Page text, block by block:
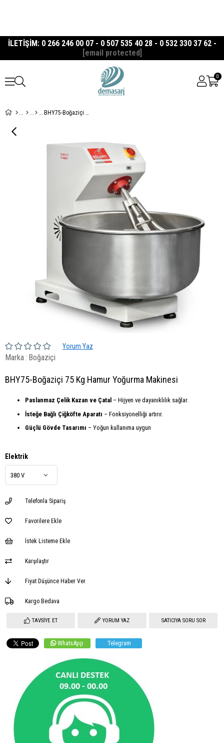
İLETİŞİM: 0 266 246 00 07 - 0 507 535 40 28 - 0 532 330 37 62 -
[email protected]
0
BHY75-Boğaziçi 75 Kg Hamur Yoğurma Makinesi
Yorum Yaz
Marka: Boğaziçi
BHY75-Boğaziçi 75 Kg Hamur Yoğurma Makinesi
Paslanmaz Çelik Kazan ve Çatal – Hijyen ve dayanıklılık sağlar.
İsteğe Bağlı Çiğköfte Aparatı – Fonksiyonelliği artırır.
Güçlü Gövde Tasarımı – Yoğun kullanıma uygun
Elektrik
Telefonla Sipariş
Favorilere Ekle
İstek Listeme Ekle
Karşılaştır
Fiyat Düşünce Haber Ver
Kargo Bedava
TAVSIYE ET YORUM YAZ SATICIYA SORU SOR
WhatsApp Telegram